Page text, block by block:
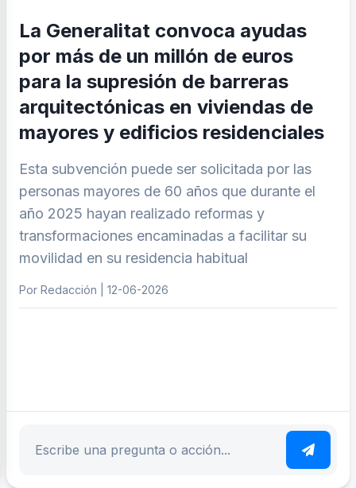
La Generalitat convoca ayudas
por más de un millón de euros
para la supresión de barreras
arquitectónicas en viviendas de
mayores y edificios residenciales
Esta subvención puede ser solicitada por las
personas mayores de 60 años que durante el
año 2025 hayan realizado reformas y
transformaciones encaminadas a facilitar su
movilidad en su residencia habitual
Por Redacción | 12-06-2026
Escribe tu pregunta